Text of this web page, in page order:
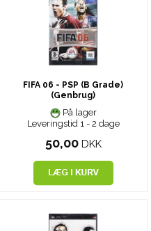
FIFA 06 - PSP (B Grade)
(Genbrug)
På lager
Leveringstid 1 - 2 dage
50,00 DKK